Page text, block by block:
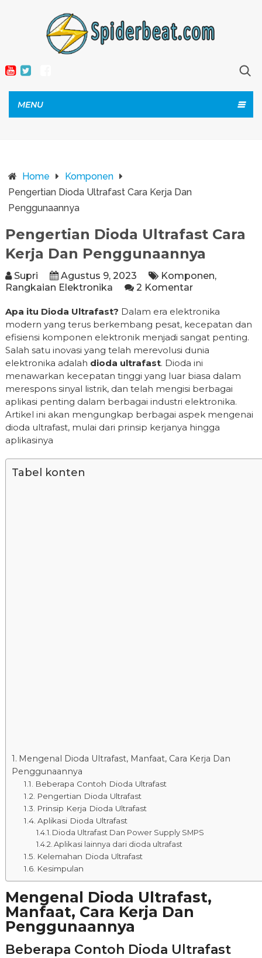
MENU
Home
Komponen
Pengertian Dioda Ultrafast Cara Kerja Dan
Penggunaannya
Pengertian Dioda Ultrafast Cara
Kerja Dan Penggunaannya
Supri Agustus 9, 2023 Komponen,
Rangkaian Elektronika
2 Komentar
Apa itu Dioda Ultrafast? Dalam era elektronika
modern yang terus berkembang pesat, kecepatan dan
efisiensi komponen elektronik menjadi sangat penting.
Salah satu inovasi yang telah merevolusi dunia
elektronika adalah dioda ultrafast. Dioda ini
menawarkan kecepatan tinggi yang luar biasa dalam
merespons sinyal listrik, dan telah mengisi berbagai
aplikasi penting dalam berbagai industri elektronika.
Artikel ini akan mengungkap berbagai aspek mengenai
dioda ultrafast, mulai dari prinsip kerjanya hingga
aplikasinya
Tabel konten
Mengenal Dioda Ultrafast, Manfaat, Cara Kerja Dan
Penggunaannya
Beberapa Contoh Dioda Ultrafast
Pengertian Dioda Ultrafast
Prinsip Kerja Dioda Ultrafast
Aplikasi Dioda Ultrafast
Dioda Ultrafast Dan Power Supply SMPS
Aplikasi lainnya dari dioda ultrafast
Kelemahan Dioda Ultrafast
Kesimpulan
Mengenal Dioda Ultrafast,
Manfaat, Cara Kerja Dan
Penggunaannya
Beberapa Contoh Dioda Ultrafast